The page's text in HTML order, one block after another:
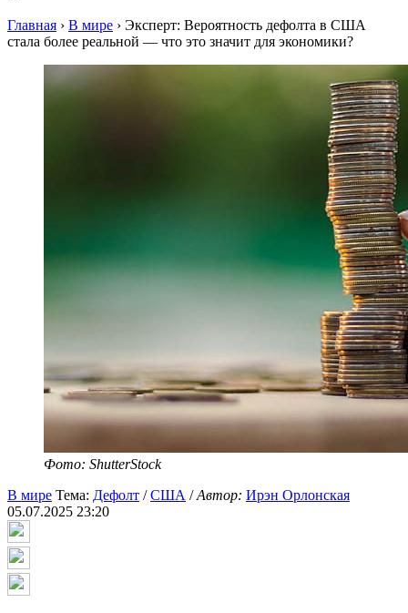
Главная › В мире › Эксперт: Вероятность дефолта в США
стала более реальной — что это значит для экономики?
Фото: ShutterStock
В мире Тема: Дефолт /США /Автор: Ирэн Орлонская
05.07.2025 23:20